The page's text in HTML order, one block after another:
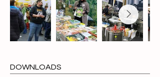
DOWNLOADS